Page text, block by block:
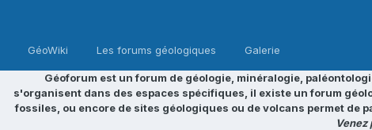
GéoWiki Les forums géologiques Galerie
Géoforum est un forum de géologie, minéralogie,
s'organisent dans des espaces spécifiques, il existe un forum
fossiles, ou encore de sites géologiques ou de volcans permet de
Venez